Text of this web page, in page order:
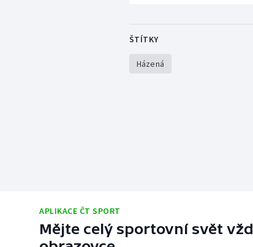
ŠTÍTKY
Házená
APLIKACE ČT SPORT
Mějte celý sportovní svět